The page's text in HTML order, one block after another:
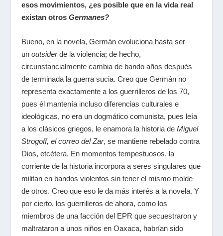
esos movimientos, ¿es posible que en la vida real
existan otros Germanes?
Bueno, en la novela, Germán evoluciona hasta ser
un outsiderde la violencia; de hecho,
circunstancialmente cambia de bando años después
de terminada la guerra sucia. Creo que Germán no
representa exactamente a los guerrilleros de los 70,
pues él mantenía incluso diferencias culturales e
ideológicas, no era un dogmático comunista, pues leía
a los clásicos griegos, le enamora la historia de Miguel
Strogoff, el correo del Zar, se mantiene rebelado contra
Dios, etcétera. En momentos tempestuosos, la
corriente de la historia incorpora a seres singulares que
militan en bandos violentos sin tener el mismo molde
de otros. Creo que eso le da más interés a la novela. Y
por cierto, los guerrilleros de ahora, como los
miembros de una facción del EPR que secuestraron y
maltrataron a unos niños en Oaxaca, habrían sido